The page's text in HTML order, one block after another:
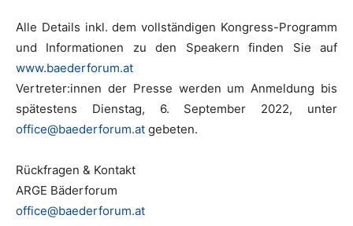
Alle Details inkl. dem vollständigen Kongress-Programm
und Informationen zu den Speakern finden Sie auf
www.baederforum.at
Vertreter:innen der Presse werden um Anmeldung bis
spätestens Dienstag, 6. September 2022, unter
office@baederforum.at gebeten.
Rückfragen & Kontakt
ARGE Bäderforum
office@baederforum.at